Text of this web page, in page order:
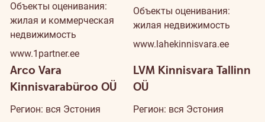
Объекты оценивания:
жилая и коммерческая
недвижимость
www.1partner.ee
Объекты оценивания:
жилая недвижимость
www.lahekinnisvara.ee
Arco Vara
Kinnisvarabüroo OÜ
Регион: вся Эстония
LVM Kinnisvara Tallinn
OÜ
Регион: вся Эстония